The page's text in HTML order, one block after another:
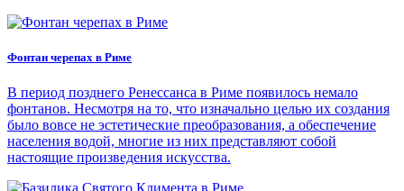
Фонтан черепах в Риме
В период позднего Ренессанса в Риме появилось немало
фонтанов. Несмотря на то, что изначально целью их создания
было вовсе не эстетические преобразования, а обеспечение
населения водой, многие из них представляют собой
настоящие произведения искусства.